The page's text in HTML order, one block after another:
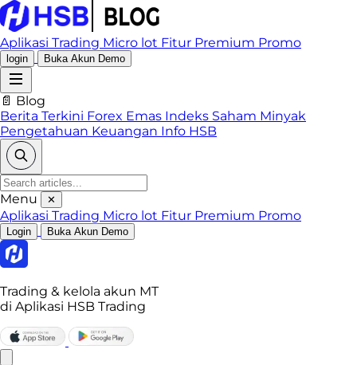
Aplikasi Trading Micro lot Fitur Premium Promo
login Buka Akun Demo
📄 Blog
Berita Terkini Forex Emas Indeks Saham Minyak
Pengetahuan Keuangan Info HSB
Menu ✕
Aplikasi Trading Micro lot Fitur Premium Promo
Login Buka Akun Demo
Trading & kelola akun MT
di Aplikasi HSB Trading